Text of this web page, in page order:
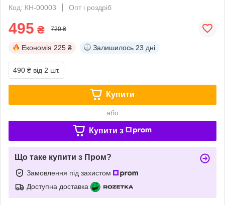
Код: КН-00003
Опт і роздріб
495 ₴ 720 ₴
Економія 225 ₴ Залишилось 23 дні
490 ₴ від 2 шт.
Купити
або
Купити з
Що таке купити з Пром?
Замовлення під захистом
Доступна доставка